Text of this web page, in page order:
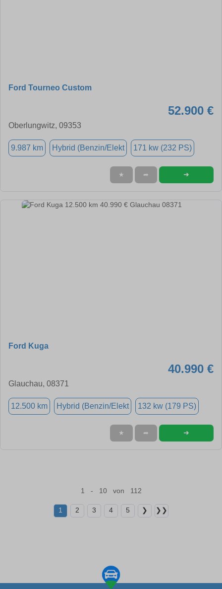
Ford Tourneo Custom
52.900 €
Oberlungwitz, 09353
9.987 km Hybrid (Benzin/Elekt 171 kw (232 PS)
★ ➦ ➜
Ford Kuga
40.990 €
Glauchau, 08371
12.500 km Hybrid (Benzin/Elekt 132 kw (179 PS)
★ ➦ ➜
1 - 10 von 112
1 2 3 4 5 ❯ ❯❯